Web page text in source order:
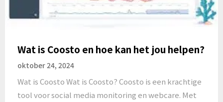
Wat is Coosto en hoe kan het jou helpen?
oktober 24, 2024
Wat is Coosto Wat is Coosto? Coosto is een krachtige
tool voor social media monitoring en webcare. Met